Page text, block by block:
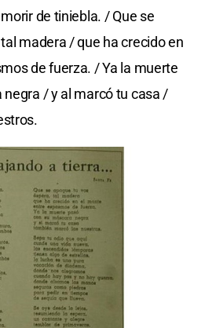
de tiniebla. / Que se
madera / que ha crecido en
de fuerza. / Ya la muerte
/ y al marcó tu casa /